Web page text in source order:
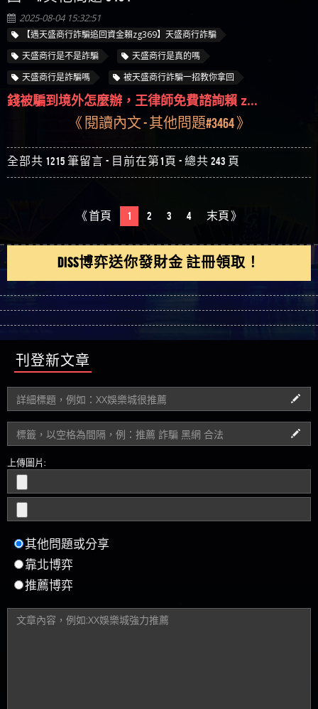
2025-08-04 15:32:51
【遇天盛商行詐騙追回資金賴zg369】天盛商行詐騙
天盛商行是不是詐騙
天盛商行是真的嗎
天盛商行是詐騙嗎
被天盛商行詐騙一招教你拿回
錢被騙到境外怎麼辦，王律師免費諮詢賴 z...
《 閱讀內文 - 其他問題#3464 》
全部共 1215 筆留言 - 目前在第1頁 - 總共 243 頁
《 首頁 1 2 3 4 末頁 》
DISS博弈送你發財金 註冊領取！
刊登新文章
上傳圖片:
其他問題或分享
靠北博弈
推薦博弈